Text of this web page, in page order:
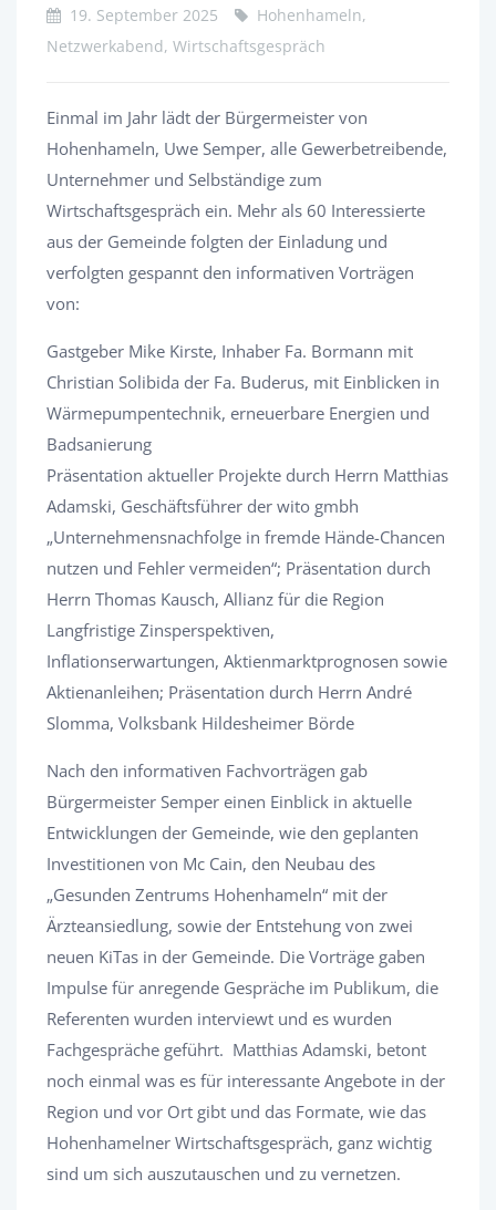
19. September 2025
Hohenhameln,
Netzwerkabend, Wirtschaftsgespräch
Einmal im Jahr lädt der Bürgermeister von
Hohenhameln, Uwe Semper, alle Gewerbetreibende,
Unternehmer und Selbständige zum
Wirtschaftsgespräch ein. Mehr als 60 Interessierte
aus der Gemeinde folgten der Einladung und
verfolgten gespannt den informativen Vorträgen
von:
Gastgeber Mike Kirste, Inhaber Fa. Bormann mit
Christian Solibida der Fa. Buderus, mit Einblicken in
Wärmepumpentechnik, erneuerbare Energien und
Badsanierung​​​​​​​
Präsentation aktueller Projekte durch Herrn Matthias
Adamski, Geschäftsführer der wito gmbh
„Unternehmensnachfolge in fremde Hände-Chancen
nutzen und Fehler vermeiden“; Präsentation durch
Herrn Thomas Kausch, Allianz für die Region
Langfristige Zinsperspektiven,
Inflationserwartungen, Aktienmarktprognosen sowie
Aktienanleihen; Präsentation durch Herrn André
Slomma, Volksbank Hildesheimer Börde
Nach den informativen Fachvorträgen gab
Bürgermeister Semper einen Einblick in aktuelle
Entwicklungen der Gemeinde, wie den geplanten
Investitionen von Mc Cain, den Neubau des
„Gesunden Zentrums Hohenhameln“ mit der
Ärzteansiedlung, sowie der Entstehung von zwei
neuen KiTas in der Gemeinde. Die Vorträge gaben
Impulse für anregende Gespräche im Publikum, die
Referenten wurden interviewt und es wurden
Fachgespräche geführt. Matthias Adamski, betont
noch einmal was es für interessante Angebote in der
Region und vor Ort gibt und das Formate, wie das
Hohenhamelner Wirtschaftsgespräch, ganz wichtig
sind um sich auszutauschen und zu vernetzen.